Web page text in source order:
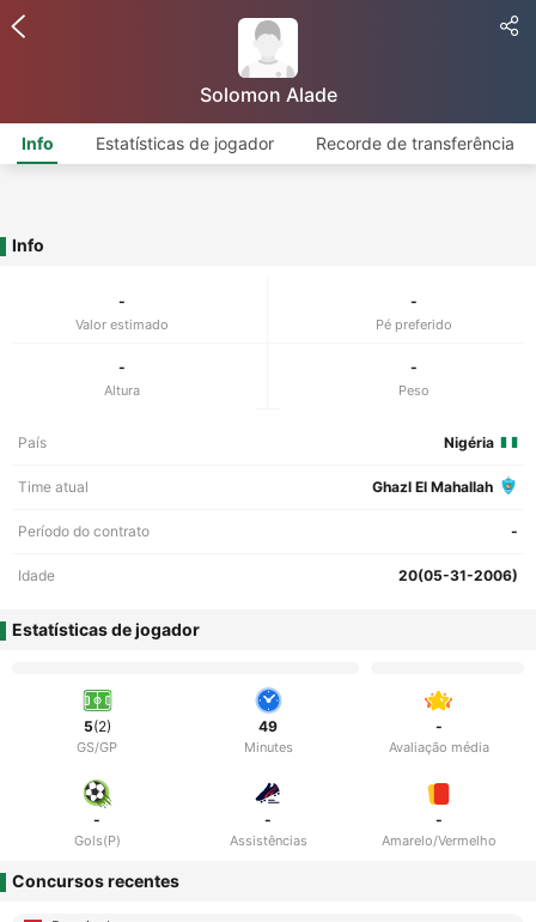
Solomon Alade
Info Estatísticas de jogador Recorde de transferência
Info
-
Valor estimado
-
Pé preferido
-
Altura
-
Peso
País Nigéria
Time atual Ghazl El Mahallah
Período do contrato -
Idade 20(05-31-2006)
Estatísticas de jogador
5(2)
GS/GP
49
Minutes
-
Avaliação média
-
Gols(P)
-
Assistências
-
Amarelo/Vermelho
Concursos recentes